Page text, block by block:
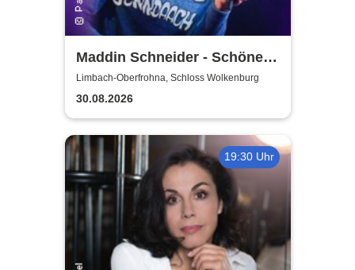
Maddin Schneider - Schöne
Sonndaach
Limbach-Oberfrohna, Schloss Wolkenburg
30.08.2026
19:30 Uhr